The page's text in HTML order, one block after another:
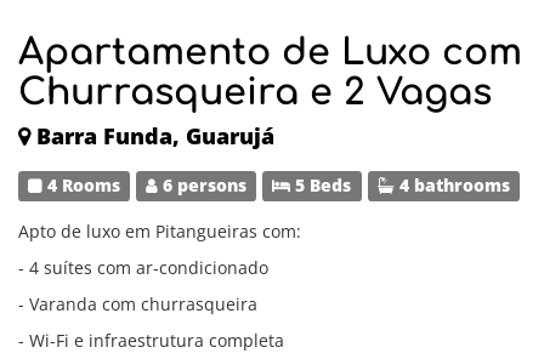
Apartamento de Luxo com
Churrasqueira e 2 Vagas
Barra Funda, Guarujá
4 Rooms 6 persons 5 Beds 4 bathrooms
Apto de luxo em Pitangueiras com:
- 4 suítes com ar-condicionado
- Varanda com churrasqueira
- Wi-Fi e infraestrutura completa